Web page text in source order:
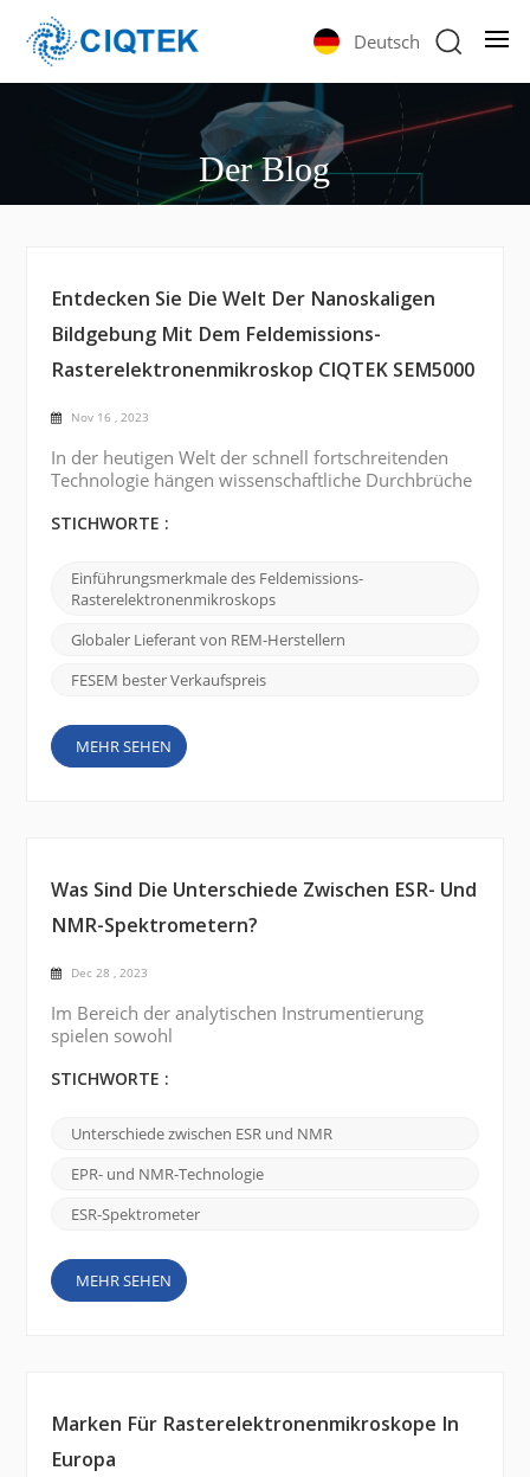
Deutsch
Der Blog
Entdecken Sie Die Welt Der Nanoskaligen
Bildgebung Mit Dem Feldemissions-
Rasterelektronenmikroskop CIQTEK SEM5000
Nov 16 , 2023
In der heutigen Welt der schnell fortschreitenden
Technologie hängen wissenschaftliche Durchbrüche
Materialien in kleinsten Maßstäben zu visualisieren
erheblicher Bedeutung ist das Feldemissions-
Rasterelektronenmikroskop (FE SEM), und das
CIQTEK SEM5000 zeichnet sich durch seine
überlegenen Bildgebungsfähigkeiten un...
STICHWORTE :
Einführungsmerkmale des Feldemissions-
Rasterelektronenmikroskops
Globaler Lieferant von REM-Herstellern
FESEM bester Verkaufspreis
MEHR SEHEN
Was Sind Die Unterschiede Zwischen ESR- Und
NMR-Spektrometern?
Dec 28 , 2023
Im Bereich der analytischen Instrumentierung
spielen sowohl
Kernspinresonanzspektrometer (NMR) eine wichtige
gibt es erhebliche Unterschiede zwischen den
Elektronenspinresonanzspektrometer (ESR) werden
Elektronen innerhalb...
STICHWORTE :
Unterschiede zwischen ESR und NMR
EPR- und NMR-Technologie
ESR-Spektrometer
MEHR SEHEN
Marken Für Rasterelektronenmikroskope In
Europa